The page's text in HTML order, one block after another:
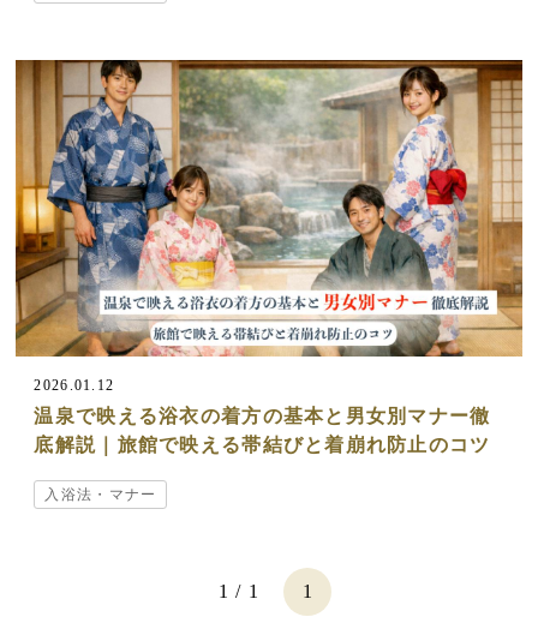
2026.01.12
温泉で映える浴衣の着方の基本と男女別マナー徹
底解説｜旅館で映える帯結びと着崩れ防止のコツ
入浴法・マナー
1 / 1 1